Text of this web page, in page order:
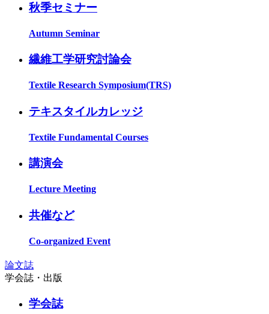
秋季セミナー
Autumn Seminar
繊維工学研究討論会
Textile Research Symposium(TRS)
テキスタイルカレッジ
Textile Fundamental Courses
講演会
Lecture Meeting
共催など
Co-organized Event
論文誌
学会誌・出版
学会誌